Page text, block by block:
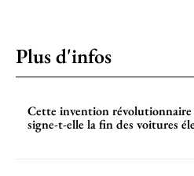
Plus d'infos
Cette invention révolutionnaire
signe-t-elle la fin des voitures